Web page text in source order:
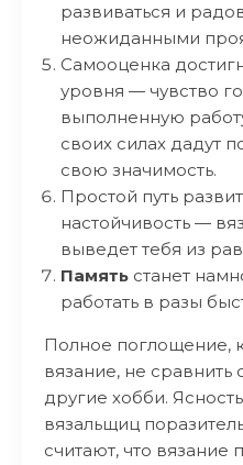
развиваться и
неожиданными
Самооценка
уровня — чувство
выполненную
своих силах дадут
свою значимость.
Простой путь
настойчивость —
выведет тебя из
Память станет
работать в разы
Полное поглощение,
вязание, не сравнить
другие хобби.
вязальщиц
считают, что